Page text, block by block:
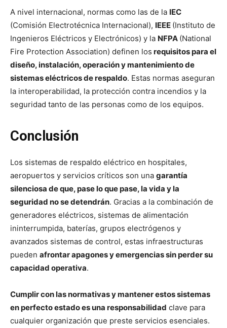
A nivel internacional, normas como las de la IEC
(Comisión Electrotécnica Internacional), IEEE (Instituto de
Ingenieros Eléctricos y Electrónicos) y la NFPA (National
Fire Protection Association) definen los requisitos para el
diseño, instalación, operación y mantenimiento de
sistemas eléctricos de respaldo. Estas normas aseguran
la interoperabilidad, la protección contra incendios y la
seguridad tanto de las personas como de los equipos.
Conclusión
Los sistemas de respaldo eléctrico en hospitales,
aeropuertos y servicios críticos son una garantía
silenciosa de que, pase lo que pase, la vida y la
seguridad no se detendrán. Gracias a la combinación de
generadores eléctricos, sistemas de alimentación
ininterrumpida, baterías, grupos electrógenos y
avanzados sistemas de control, estas infraestructuras
pueden afrontar apagones y emergencias sin perder su
capacidad operativa.
Cumplir con las normativas y mantener estos sistemas
en perfecto estado es una responsabilidad clave para
cualquier organización que preste servicios esenciales.